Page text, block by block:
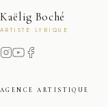
Kaëlig Boché
ARTISTE LYRIQUE
AGENCE ARTISTIQUE